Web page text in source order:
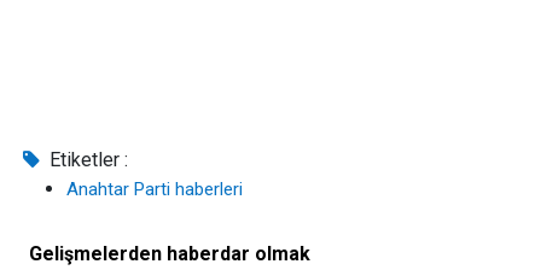
Etiketler :
Anahtar Parti haberleri
Gelişmelerden haberdar olmak